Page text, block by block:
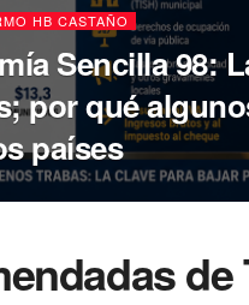
HB CASTAÑO
Sencilla 98:
por qué
países
de